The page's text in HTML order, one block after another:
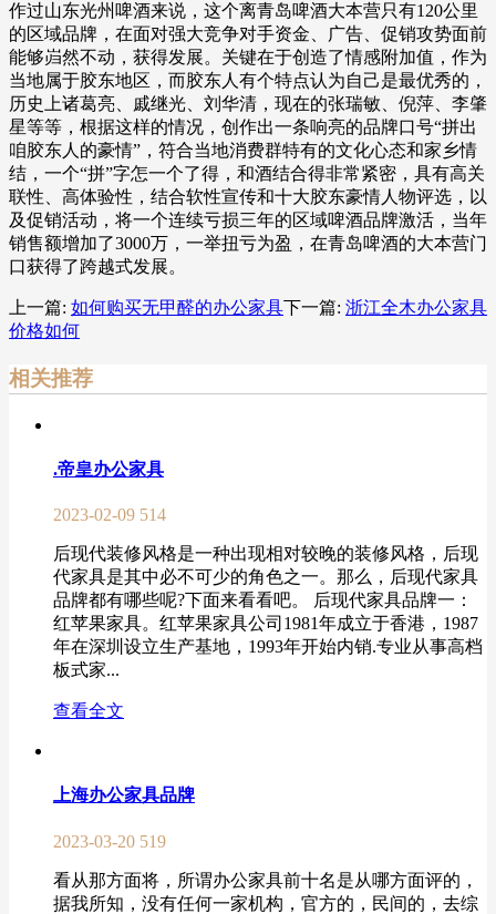
作过山东光州啤酒来说，这个离青岛啤酒大本营只有120公里
的区域品牌，在面对强大竞争对手资金、广告、促销攻势面前
能够岿然不动，获得发展。关键在于创造了情感附加值，作为
当地属于胶东地区，而胶东人有个特点认为自己是最优秀的，
历史上诸葛亮、戚继光、刘华清，现在的张瑞敏、倪萍、李肇
星等等，根据这样的情况，创作出一条响亮的品牌口号“拼出
咱胶东人的豪情”，符合当地消费群特有的文化心态和家乡情
结，一个“拼”字怎一个了得，和酒结合得非常紧密，具有高关
联性、高体验性，结合软性宣传和十大胶东豪情人物评选，以
及促销活动，将一个连续亏损三年的区域啤酒品牌激活，当年
销售额增加了3000万，一举扭亏为盈，在青岛啤酒的大本营门
口获得了跨越式发展。
上一篇: 如何购买无甲醛的办公家具下一篇: 浙江全木办公家具
价格如何
相关推荐
.帝皇办公家具
2023-02-09 514
后现代装修风格是一种出现相对较晚的装修风格，后现
代家具是其中必不可少的角色之一。那么，后现代家具
品牌都有哪些呢?下面来看看吧。 后现代家具品牌一：
红苹果家具。红苹果家具公司1981年成立于香港，1987
年在深圳设立生产基地，1993年开始内销.专业从事高档
板式家...
查看全文
上海办公家具品牌
2023-03-20 519
看从那方面将，所谓办公家具前十名是从哪方面评的，
据我所知，没有任何一家机构，官方的，民间的，去综